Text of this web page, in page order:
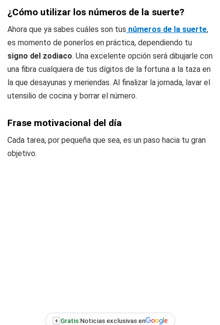
¿Cómo utilizar los números de la suerte?
Ahora que ya sabes cuáles son tus números de la suerte,
es momento de ponerlos en práctica, dependiendo tu
signo del zodiaco. Una excelente opción será dibujarle con
una fibra cualquiera de tus dígitos de la fortuna a la taza en
la que desayunas y meriendas. Al finalizar la jornada, lavar el
utensilio de cocina y borrar el número.
Frase motivacional del día
Cada tarea, por pequeña que sea, es un paso hacia tu gran
objetivo.
+ Gratis:Noticias exclusivas en